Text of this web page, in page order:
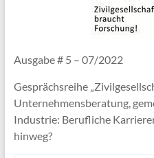
Ausgabe # 5 – 07/2022
Gesprächsreihe
Unternehmensberatung,
Industrie: Berufliche
hinweg?